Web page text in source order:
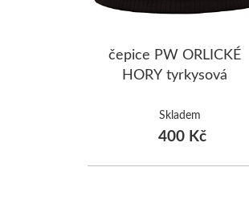
čepice PW ORLICKÉ
HORY tyrkysová
Skladem
400 Kč